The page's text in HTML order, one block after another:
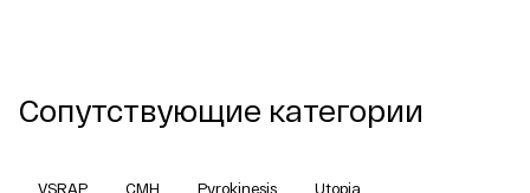
Сопутствующие категории
VSRAP CMH Pyrokinesis Utopia